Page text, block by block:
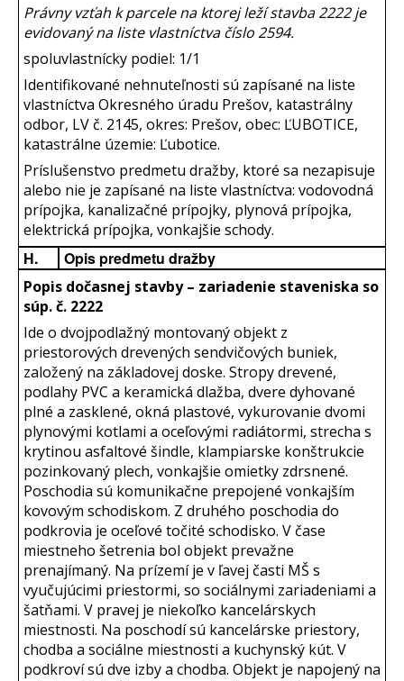
Právny vzťah k parcele na ktorej leží stavba 2222 je
evidovaný na liste vlastníctva číslo 2594.
spoluvlastnícky podiel: 1/1
Identifikované nehnuteľnosti sú zapísané na liste
vlastníctva Okresného úradu Prešov, katastrálny
odbor, LV č. 2145, okres: Prešov, obec: ĽUBOTICE,
katastrálne územie: Ľubotice.
Príslušenstvo predmetu dražby, ktoré sa nezapisuje
alebo nie je zapísané na liste vlastníctva: vodovodná
prípojka, kanalizačné prípojky, plynová prípojka,
elektrická prípojka, vonkajšie schody.
H. Opis predmetu dražby
Popis dočasnej stavby – zariadenie staveniska so
súp. č. 2222
Ide o dvojpodlažný montovaný objekt z
priestorových drevených sendvičových buniek,
založený na základovej doske. Stropy drevené,
podlahy PVC a keramická dlažba, dvere dyhované
plné a zasklené, okná plastové, vykurovanie dvomi
plynovými kotlami a oceľovými radiátormi, strecha s
krytinou asfaltové šindle, klampiarske konštrukcie
pozinkovaný plech, vonkajšie omietky zdrsnené.
Poschodia sú komunikačne prepojené vonkajším
kovovým schodiskom. Z druhého poschodia do
podkrovia je oceľové točité schodisko. V čase
miestneho šetrenia bol objekt prevažne
prenajímaný. Na prízemí je v ľavej časti MŠ s
vyučujúcimi priestormi, so sociálnymi zariadeniami a
šatňami. V pravej je niekoľko kancelárskych
miestnosti. Na poschodí sú kancelárske priestory,
chodba a sociálne miestnosti a kuchynský kút. V
podkroví sú dve izby a chodba. Objekt je napojený na